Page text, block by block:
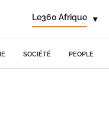
Le360 Afrique ▾
SOCIÉTÉ PEOPLE